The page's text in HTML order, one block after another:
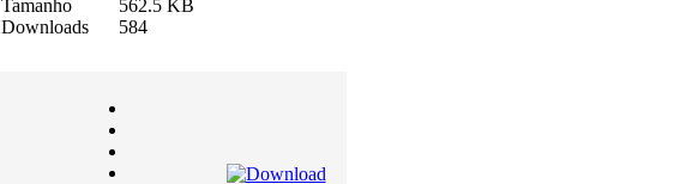
Tamanho
Downloads
562.5 KB
584